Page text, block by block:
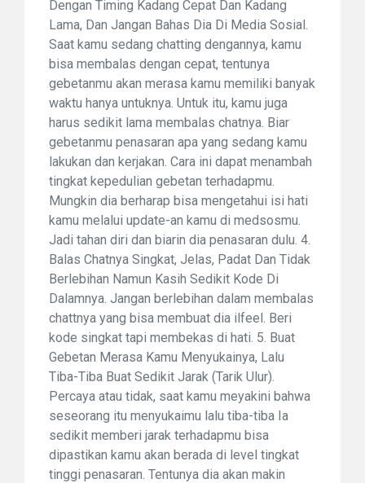
Dengan Timing Kadang Cepat Dan Kadang
Lama, Dan Jangan Bahas Dia Di Media Sosial.
Saat kamu sedang chatting dengannya, kamu
bisa membalas dengan cepat, tentunya
gebetanmu akan merasa kamu memiliki banyak
waktu hanya untuknya. Untuk itu, kamu juga
harus sedikit lama membalas chatnya. Biar
gebetanmu penasaran apa yang sedang kamu
lakukan dan kerjakan. Cara ini dapat menambah
tingkat kepedulian gebetan terhadapmu.
Mungkin dia berharap bisa mengetahui isi hati
kamu melalui update-an kamu di medsosmu.
Jadi tahan diri dan biarin dia penasaran dulu. 4.
Balas Chatnya Singkat, Jelas, Padat Dan Tidak
Berlebihan Namun Kasih Sedikit Kode Di
Dalamnya. Jangan berlebihan dalam membalas
chattnya yang bisa membuat dia ilfeel. Beri
kode singkat tapi membekas di hati. 5. Buat
Gebetan Merasa Kamu Menyukainya, Lalu
Tiba-Tiba Buat Sedikit Jarak (Tarik Ulur).
Percaya atau tidak, saat kamu meyakini bahwa
seseorang itu menyukaimu lalu tiba-tiba Ia
sedikit memberi jarak terhadapmu bisa
dipastikan kamu akan berada di level tingkat
tinggi penasaran. Tentunya dia akan makin